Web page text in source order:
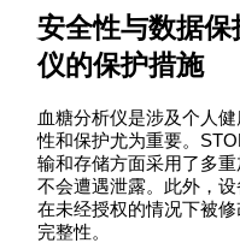
安全性与数据
仪的保护措施
血糖分析仪是涉及个人
性和保护尤为重要。
输和存储方面采用了多
不会遭遇泄露。此外，
在未经授权的情况下被
完整性。